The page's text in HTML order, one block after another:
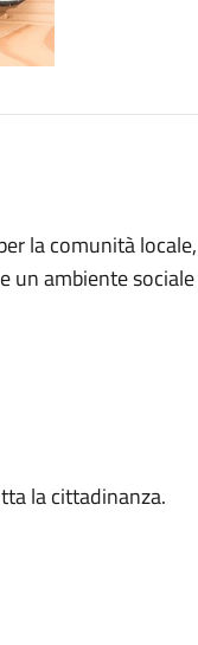
la comunità
un ambiente
la cittadinanza.